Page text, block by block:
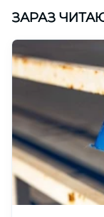
ЗАРАЗ